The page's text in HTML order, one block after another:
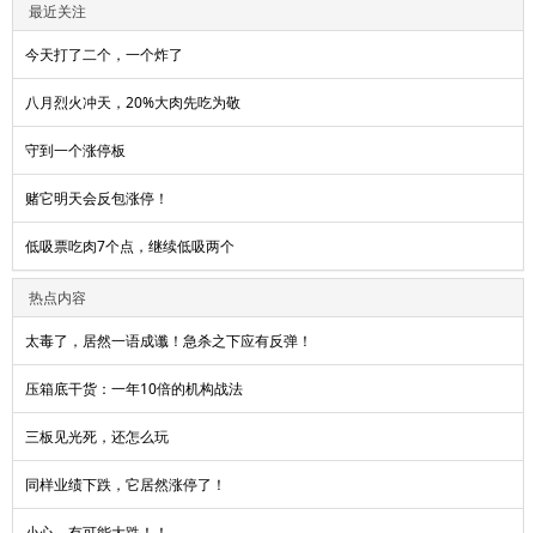
最近关注
今天打了二个，一个炸了
八月烈火冲天，20%大肉先吃为敬
守到一个涨停板
赌它明天会反包涨停！
低吸票吃肉7个点，继续低吸两个
热点内容
太毒了，居然一语成谶！急杀之下应有反弹！
压箱底干货：一年10倍的机构战法
三板见光死，还怎么玩
同样业绩下跌，它居然涨停了！